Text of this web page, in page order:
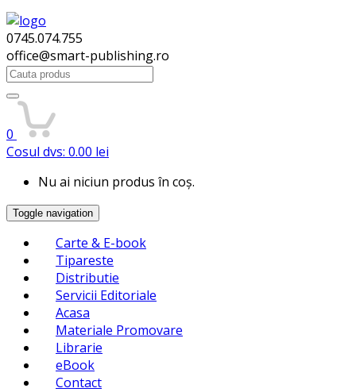
0745.074.755
office@smart-publishing.ro
Search
for:
0
Cosul dvs: 0.00 lei
Nu ai niciun produs în coș.
Toggle navigation
Carte & E-book
Tipareste
Distributie
Servicii Editoriale
Acasa
Materiale Promovare
Librarie
eBook
Contact